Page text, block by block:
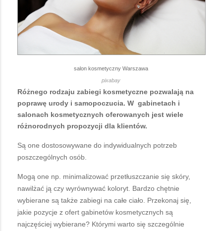
salon kosmetyczny Warszawa
pixabay
Różnego rodzaju zabiegi kosmetyczne pozwalają na
poprawę urody i samopoczucia. W gabinetach i
salonach kosmetycznych oferowanych jest wiele
różnorodnych propozycji dla klientów.
Są one dostosowywane do indywidualnych potrzeb
poszczególnych osób.
Mogą one np. minimalizować przetłuszczanie się skóry,
nawilżać ją czy wyrównywać koloryt. Bardzo chętnie
wybierane są także zabiegi na całe ciało. Przekonaj się,
jakie pozycje z ofert gabinetów kosmetycznych są
najczęściej wybierane? Którymi warto się szczególnie